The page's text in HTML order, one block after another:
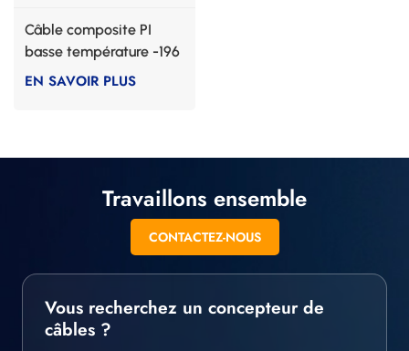
Câble composite PI
basse température -196
degrés
EN SAVOIR PLUS
Travaillons ensemble
CONTACTEZ-NOUS
Vous recherchez un concepteur de
câbles ?